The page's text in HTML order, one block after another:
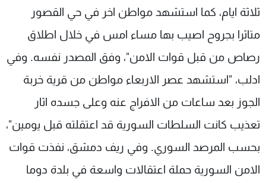
ثلاثة ايام، كما استشهد مواطن اخر في حي القصور
متاثرا بجروح اصيب بها مساء امس في خلال اطلاق
رصاص من قبل قوات الامن"، وفق المصدر نفسه. وفي
ادلب، "استشهد عصر الاربعاء مواطن من قرية خربة
الجوز بعد ساعات من الافراج عنه وعلى جسده اثار
تعذيب كانت السلطات السورية قد اعتقلته قبل يومين"،
بحسب المرصد السوري. وفي ريف دمشق، نفذت قوات
الامن السورية حملة اعتقالات واسعة في بلدة دوما